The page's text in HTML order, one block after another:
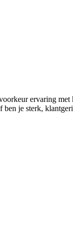
ervaring
je sterk,